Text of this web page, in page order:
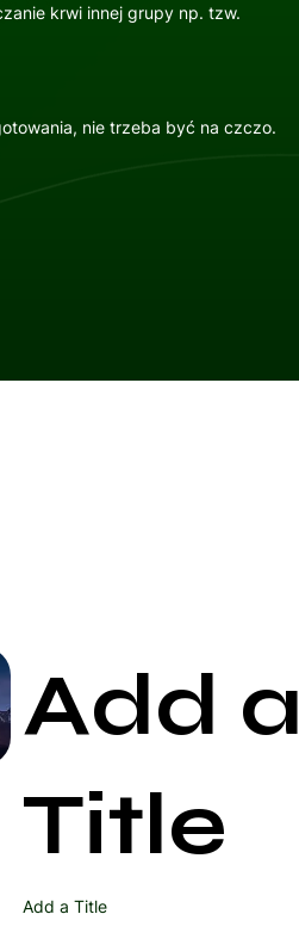
krwi innej grupy np. tzw.
nie trzeba być na czczo.
Add a
Title
Add a Title